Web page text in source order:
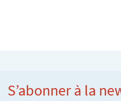
S’abonner à la